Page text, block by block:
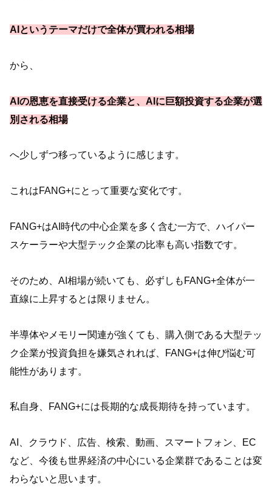
AIというテーマだけで全体が買われる相場
から、
AIの恩恵を直接受ける企業と、AIに巨額投資する企業が選
別される相場
へ少しずつ移っているように感じます。
これはFANG+にとって重要な変化です。
FANG+はAI時代の中心企業を多く含む一方で、ハイパー
スケーラーや大型テック企業の比率も高い指数です。
そのため、AI相場が続いても、必ずしもFANG+全体が一
直線に上昇するとは限りません。
半導体やメモリー関連が強くても、購入側である大型テッ
ク企業が投資負担を嫌気されれば、FANG+は伸び悩む可
能性があります。
私自身、FANG+には長期的な成長期待を持っています。
AI、クラウド、広告、検索、動画、スマートフォン、EC
など、今後も世界経済の中心にいる企業群であることは変
わらないと思います。